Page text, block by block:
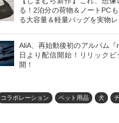
る！2泊分の荷物＆ノートPC
る大容量＆軽量バッグを実物
AliA、再始動後初のアルバム『
日より配信開始！リリックビ
開！
コラボレーション ペット用品 犬